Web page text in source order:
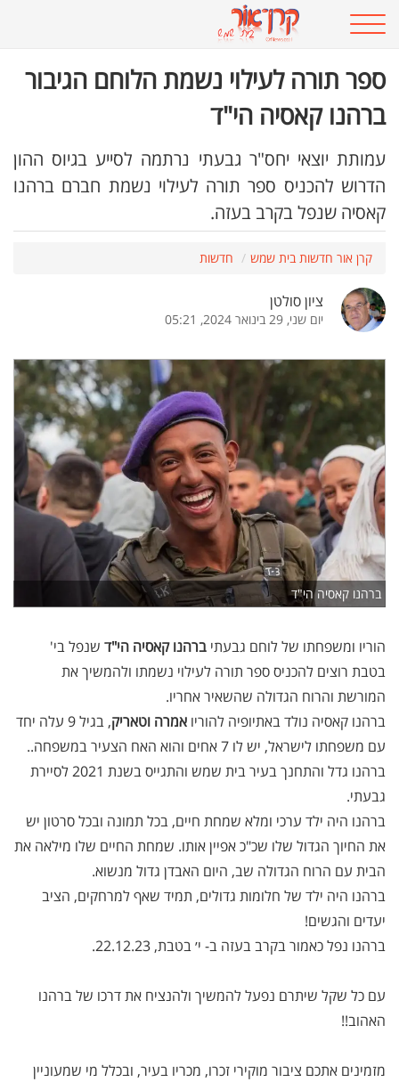
ספר תורה לעילוי נשמת הלוחם הגיבור
ברהנו קאסיה הי"ד
עמותת יוצאי יחס"ר גבעתי נרתמה לסייע בגיוס ההון
הדרוש להכניס ספר תורה לעילוי נשמת חברם ברהנו
קאסיה שנפל בקרב בעזה.
קרן אור חדשות בית שמש חדשות
ציון סולטן
יום שני, 29 בינואר 2024, 05:21
ברהנו קאסיה הי"ד
הוריו ומשפחתו של לוחם גבעתי ברהנו קאסיה הי"ד שנפל בי'
בטבת רוצים להכניס ספר תורה לעילוי נשמתו ולהמשיך את
המורשת והרוח הגדולה שהשאיר אחריו.
ברהנו קאסיה נולד באתיופיה להוריו אמרה וטאריק
, בגיל 9 עלה יחד
עם משפחתו לישראל, יש לו 7 אחים והוא האח הצעיר במשפחה
.
.
ברהנו גדל והתחנך בעיר בית שמש והתגייס בשנת 2021 לסיירת
גבעתי.
ברהנו היה ילד ערכי ומלא שמחת חיים, בכל תמונה ובכל סרטון יש
את החיוך הגדול שלו שכ"כ אפיין אותו. שמחת החיים שלו מילאה את
הבית עם הרוח הגדולה שב, היום האבדן גדול מנשוא.
ברהנו היה ילד של חלומות גדולים, תמיד שאף למרחקים, הציב
יעדים והגשים!
ברהנו נפל כאמור בקרב בעזה ב- י׳ בטבת, 22.12.23.
עם כל שקל שיתרם נפעל להמשיך ולהנציח את דרכו של ברהנו
האהוב!!
מזמינים אתכם ציבור מוקירי זכרו, מכריו בעיר, ובכלל מי שמעוניין